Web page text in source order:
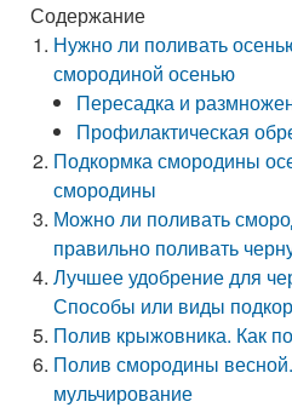
Содержание
Нужно ли поливать
смородиной осенью
Пересадка и
Профилактическая
Подкормка смородины
смородины
Можно ли поливать
правильно поливать
Лучшее удобрение для
Способы или виды
Полив крыжовника. Как
Полив смородины
мульчирование